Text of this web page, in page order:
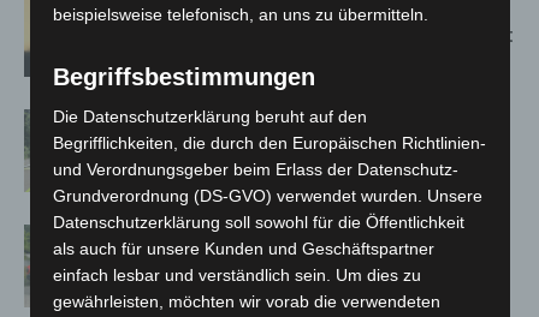
Hannover: Erste Tigermücken-
Population in Niedersachsen entdeckt
Brand im „Haus der Begegnung“ in
Neuwarmbüchen schnell eingedämmt
Region Hannover: 21 neue
Notfallsanitäter starten beim Roten
Kreuz
beispielsweise telefonisch, an uns zu übermitteln.
Begriffsbestimmungen
Die Datenschutzerklärung beruht auf den
Begrifflichkeiten, die durch den Europäischen Richtlinien-
und Verordnungsgeber beim Erlass der Datenschutz-
Grundverordnung (DS-GVO) verwendet wurden. Unsere
Datenschutzerklärung soll sowohl für die Öffentlichkeit
als auch für unsere Kunden und Geschäftspartner
einfach lesbar und verständlich sein. Um dies zu
gewährleisten, möchten wir vorab die verwendeten